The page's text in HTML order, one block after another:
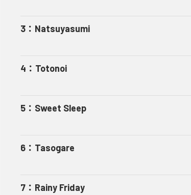
3 ： Natsuyasumi
4 ： Totonoi
5 ： Sweet Sleep
6 ： Tasogare
7 ： Rainy Friday